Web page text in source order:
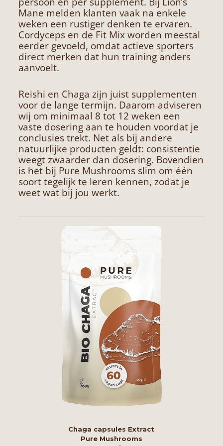
Mane melden klanten vaak na enkele
weken een rustiger denken te ervaren.
Cordyceps en de Fit Mix worden meestal
eerder gevoeld, omdat actieve sporters
direct merken dat hun training anders
aanvoelt.
Reishi en Chaga zijn juist supplementen
voor de lange termijn. Daarom adviseren
wij om minimaal 8 tot 12 weken een
vaste dosering aan te houden voordat je
conclusies trekt. Net als bij andere
natuurlijke producten geldt: consistentie
weegt zwaarder dan dosering. Bovendien
is het bij Pure Mushrooms slim om één
soort tegelijk te leren kennen, zodat je
weet wat bij jou werkt.
Chaga capsules Extract
Pure Mushrooms